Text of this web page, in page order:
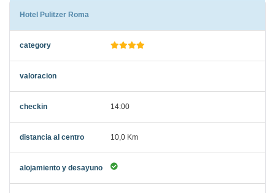
Hotel Pulitzer Roma
14:00
10,0 Km